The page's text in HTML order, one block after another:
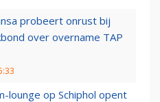
probeert onrust bij
over overname TAP
lounge op Schiphol opent